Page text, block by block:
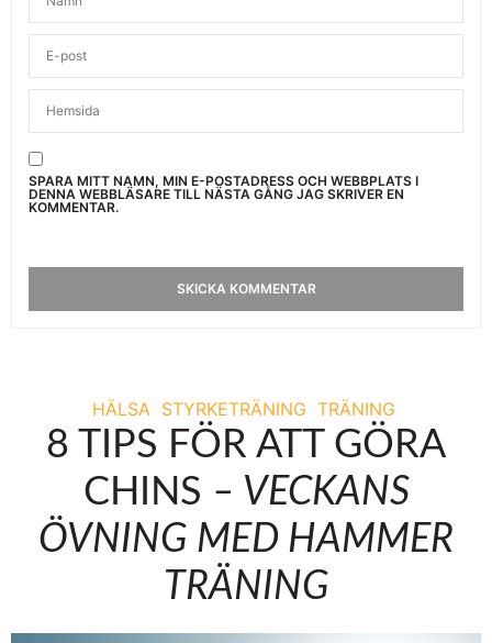
SPARA MITT NAMN, MIN E-POSTADRESS OCH WEBBPLATS I
DENNA WEBBLÄSARE TILL NÄSTA GÅNG JAG SKRIVER EN
KOMMENTAR.
HÄLSA STYRKETRÄNING TRÄNING
8 TIPS FÖR ATT GÖRA
CHINS – VECKANS
ÖVNING MED HAMMER
TRÄNING